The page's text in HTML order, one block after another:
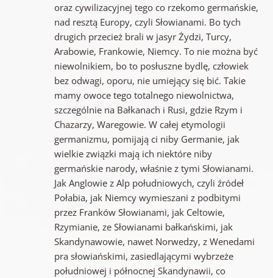
oraz cywilizacyjnej tego co rzekomo germańskie,
nad resztą Europy, czyli Słowianami. Bo tych
drugich przecież brali w jasyr Żydzi, Turcy,
Arabowie, Frankowie, Niemcy. To nie można być
niewolnikiem, bo to posłuszne bydlę, człowiek
bez odwagi, oporu, nie umiejący się bić. Takie
mamy owoce tego totalnego niewolnictwa,
szczególnie na Bałkanach i Rusi, gdzie Rzym i
Chazarzy, Waregowie. W całej etymologii
germanizmu, pomijają ci niby Germanie, jak
wielkie związki mają ich niektóre niby
germańskie narody, właśnie z tymi Słowianami.
Jak Anglowie z Alp południowych, czyli źródeł
Połabia, jak Niemcy wymieszani z podbitymi
przez Franków Słowianami, jak Celtowie,
Rzymianie, ze Słowianami bałkańskimi, jak
Skandynawowie, nawet Norwedzy, z Wenedami
pra słowiańskimi, zasiedlającymi wybrzeże
południowej i północnej Skandynawii, co